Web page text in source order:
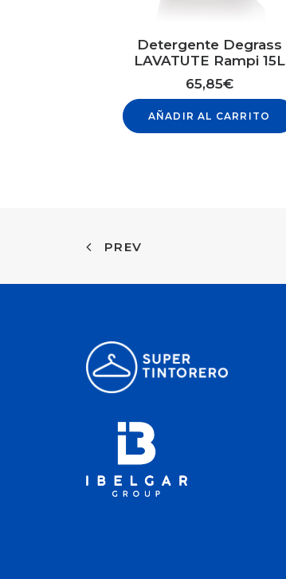
Detergente Degrass
LAVATUTE Rampi 15L
65,85€
AÑADIR AL CARRITO
PREV